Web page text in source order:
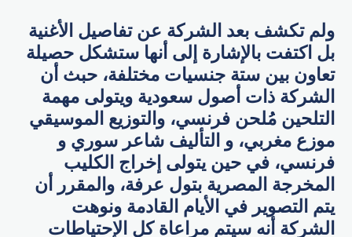
ولم تكشف بعد الشركة عن تفاصيل الأغنية
بل اكتفت بالإشارة إلى أنها ستشكل حصيلة
تعاون بين ستة جنسيات مختلفة، حبث أن
الشركة ذات أصول سعودية ويتولى مهمة
التلحين مُلحن فرنسي، والتوزيع الموسيقي
موزع مغربي، و التأليف شاعر سوري و
فرنسي، في حين يتولى إخراج الكليب
المخرجة المصرية بتول عرفة، والمقرر أن
يتم التصوير في الأيام القادمة ونوهت
الشركة أنه سيتم مراعاة كل الإحتياطات